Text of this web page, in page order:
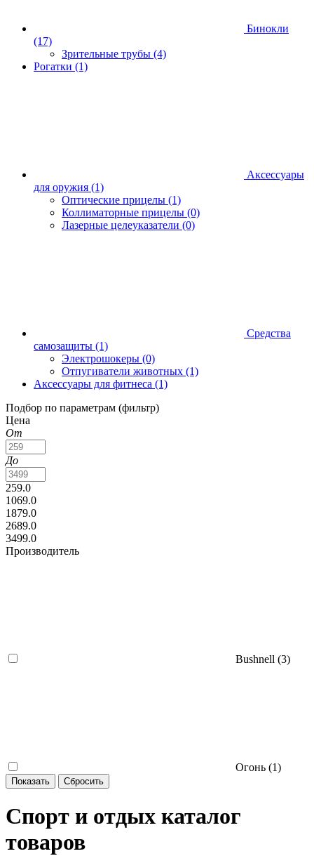
Бинокли
(17)
Зрительные трубы (4)
Рогатки (1)
Аксессуары
для оружия (1)
Оптические прицелы (1)
Коллиматорные прицелы (0)
Лазерные целеуказатели (0)
Средства
самозащиты (1)
Электрошокеры (0)
Отпугиватели животных (1)
Аксессуары для фитнеса (1)
Подбор по параметрам (фильтр)
Цена
От
До
259.0
1069.0
1879.0
2689.0
3499.0
Производитель
Bushnell (3)
Огонь (1)
Спорт и отдых каталог
товаров